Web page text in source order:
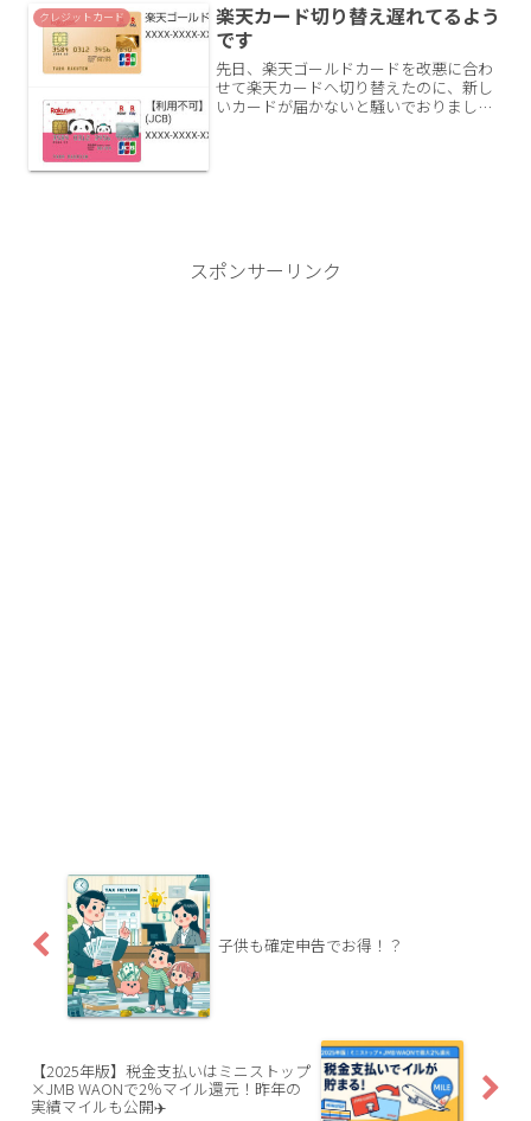
ているイオン系列のスーパ...
クレジットカード
楽天カード切り替え遅れてるよう
です
先日、楽天ゴールドカードを改悪に合わ
せて楽天カードへ切り替えたのに、新し
いカードが届かないと騒いでおりまし
スポンサーリンク
子供も確定申告でお得！？
【2025年版】税金支払いはミニストップ
×JMB WAONで2％マイル還元！昨年の
実績マイルも公開✈️